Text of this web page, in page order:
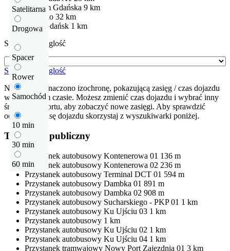
Satelitarna
Drogowa
Spacer
Rower
Samochód
10 min
30 min
60 min
centrum Gdańska 9 km
Lotnisko 32 km
DTC Gdańsk 1 km
Sprawdź odleglość
Sprawdź odleglość
Na mapie zaznaczono izochronę, pokazującą zasięg / czas dojazdu
w określonym czasie. Możesz zmienić czas dojazdu i wybrać inny
środek transportu, aby zobaczyć nowe zasięgi. Aby sprawdzić
odłegłość i trasę dojazdu skorzystaj z wyszukiwarki poniżej.
Transport publiczny
Przystanek autobusowy Kontenerowa 01 136 m
Przystanek autobusowy Kontenerowa 02 236 m
Przystanek autobusowy Terminal DCT 01 594 m
Przystanek autobusowy Dambka 01 891 m
Przystanek autobusowy Dambka 02 908 m
Przystanek autobusowy Sucharskiego - PKP 01 1 km
Przystanek autobusowy Ku Ujściu 03 1 km
Przystanek autobusowy 1 km
Przystanek autobusowy Ku Ujściu 02 1 km
Przystanek autobusowy Ku Ujściu 04 1 km
Przystanek tramwajowy Nowy Port Zajezdnia 01 3 km